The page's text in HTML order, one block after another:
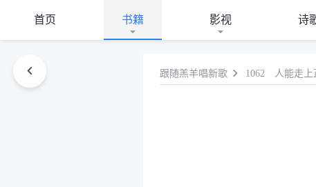
首页 书籍 影视 诗
跟随羔羊唱新歌 1062 人能走上